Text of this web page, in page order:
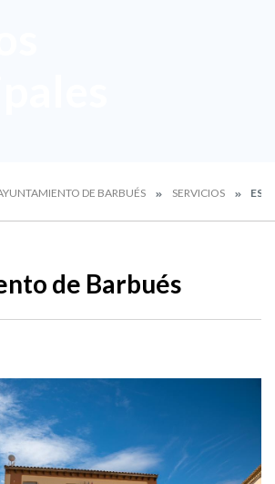
DE BARBUÉS SERVICIOS
de Barbués